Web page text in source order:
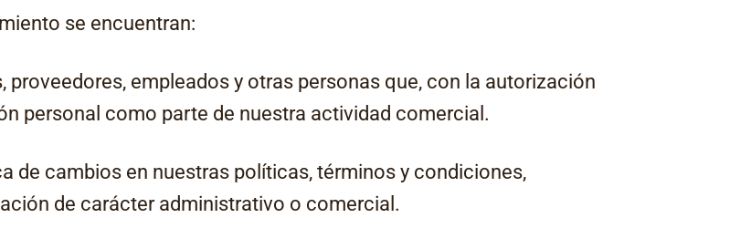
se encuentran:
empleados y otras personas que, con la autorización
personal como parte de nuestra actividad comercial.
de cambios en nuestras políticas, términos y condiciones,
de carácter administrativo o comercial.